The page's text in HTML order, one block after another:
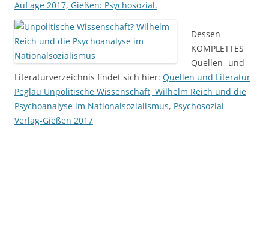
Auflage 2017, Gießen: Psychosozial.
Dessen
KOMPLETTES
Quellen- und
Literaturverzeichnis findet sich hier: Quellen und Literatur
Peglau Unpolitische Wissenschaft, Wilhelm Reich und die
Psychoanalyse im Nationalsozialismus, Psychosozial-
Verlag-Gießen 2017